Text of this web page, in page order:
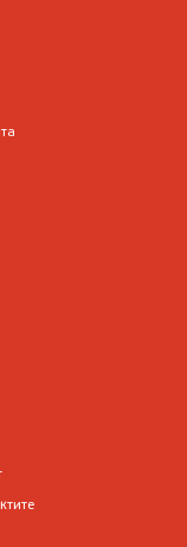
осигурување
на пензиското